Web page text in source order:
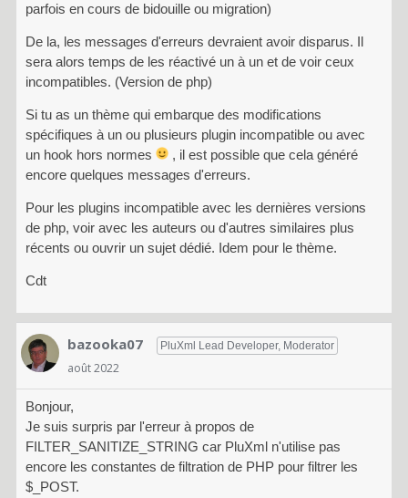
parfois en cours de bidouille ou migration)
De la, les messages d'erreurs devraient avoir disparus. Il
sera alors temps de les réactivé un à un et de voir ceux
incompatibles. (Version de php)
Si tu as un thème qui embarque des modifications
spécifiques à un ou plusieurs plugin incompatible ou avec
un hook hors normes
, il est possible que cela généré
encore quelques messages d'erreurs.
Pour les plugins incompatible avec les dernières versions
de php, voir avec les auteurs ou d'autres similaires plus
récents ou ouvrir un sujet dédié. Idem pour le thème.
Cdt
bazooka07 PluXml Lead Developer, Moderator
août 2022
Bonjour,
Je suis surpris par l'erreur à propos de
FILTER_SANITIZE_STRING car PluXml n'utilise pas
encore les constantes de filtration de PHP pour filtrer les
$_POST.